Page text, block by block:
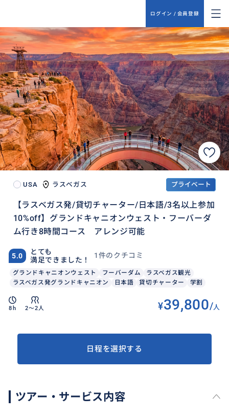
ログイン / 会員登録
USA ラスベガス プライベート
【ラスベガス発/貸切チャーター/日本語/3名以上参加
10%off】グランドキャニオンウェスト・フーバーダ
ム行き8時間コース アレンジ可能
5.0
とても
満足できました！
1件のクチコミ
グランドキャニオンウェスト フーバーダム
ラスベガス観光
ラスベガス発グランドキャニオン
日本語 貸切チャーター 学割
8h 2〜2人 ¥39,800/人
日程を選択する
ツアー・サービス内容